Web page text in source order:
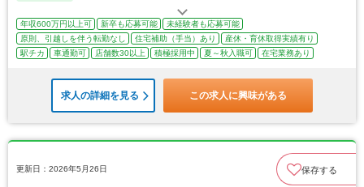
年収600万円以上可 新卒も応募可能
未経験者も応募可能
原則、引越しを伴う転勤なし
住宅補助（手当）あり
産休・育休取得実績有り
駅チカ
車通勤可 店舗数30以上 積極採用中 夏～秋入職可 在宅業務あり
求人の詳細を見る この求人に興味がある
更新日：2026年5月26日 保存する